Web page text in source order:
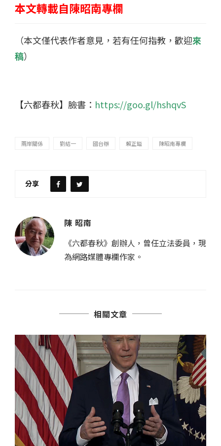
本文轉載自陳昭南專欄
（本文僅代表作者意見，若有任何指教，歡迎來
稿）
【六都春秋】臉書： https://goo.gl/hshqvS
兩岸關係 劉結一 國台辦 賴正鎰 陳昭南專欄
分享
陳 昭南
《六都春秋》創辦人，曾任立法委員，現
為網路媒體專欄作家。
相關文章